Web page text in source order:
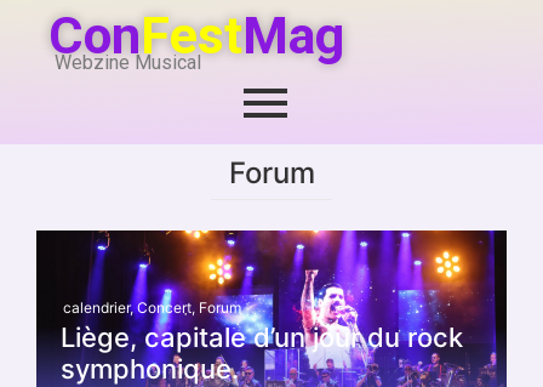
ConFestMag
Webzine Musical
Forum
calendrier, Concert, Forum
Liège, capitale d’un jour du rock
symphonique.